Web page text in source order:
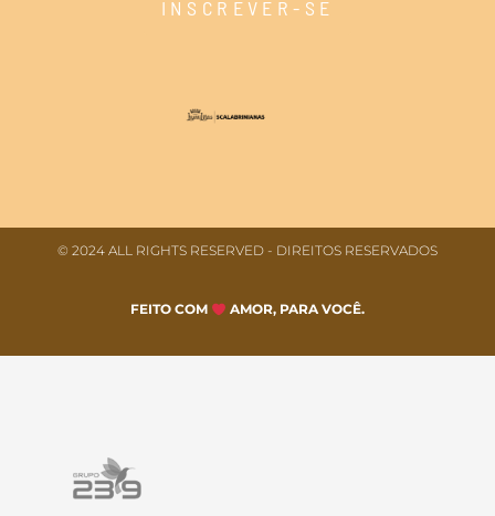
INSCREVER-SE
© 2024 ALL RIGHTS RESERVED​ - DIREITOS RESERVADOS
FEITO COM AMOR, PARA VOCÊ.